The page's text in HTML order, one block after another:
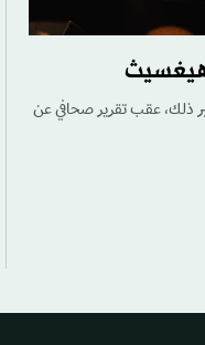
هيغسيث
ذلك، عقب تقرير صحافي عن